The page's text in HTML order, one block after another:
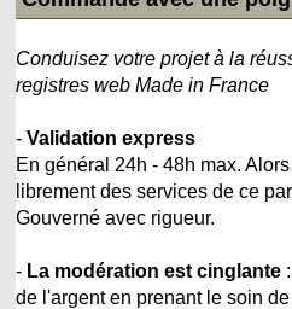
Conduisez votre projet à la
registres web Made in France
-Validation express
En général 24h - 48h max.
librement des services de ce
Gouverné avec rigueur.
- La modération est cinglante
de l'argent en prenant le soin